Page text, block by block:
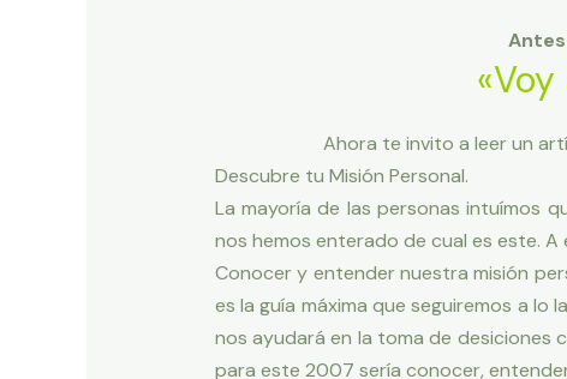
Ahora te invito a leer un
Descubre tu Misión Personal.
La mayoría de las personas intuímos
nos hemos enterado de cual es este.
Conocer y entender nuestra misión
es la guía máxima que seguiremos a
nos ayudará en la toma de
para este 2007 sería conocer,